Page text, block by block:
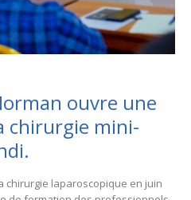
ouvre une
chirurgie mini-
chirurgie laparoscopique en juin